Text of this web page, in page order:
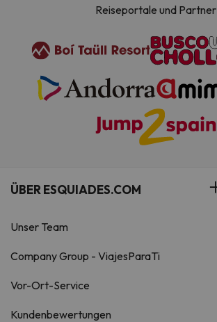
Reiseportale und Partner
ÜBER ESQUIADES.COM
Unser Team
Company Group - ViajesParaTi
Vor-Ort-Service
Kundenbewertungen